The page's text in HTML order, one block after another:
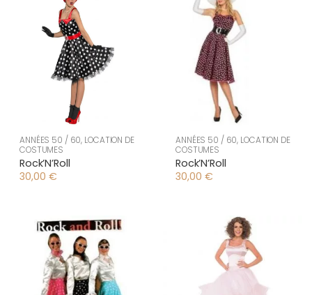
ANNÉES 50 / 60, LOCATION DE
COSTUMES
Rock’N’Roll
30,00 €
ANNÉES 50 / 60, LOCATION DE
COSTUMES
Rock’N’Roll
30,00 €